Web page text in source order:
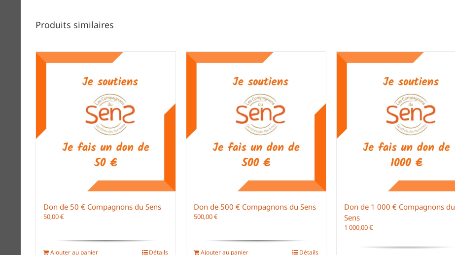
Produits similaires
Don de 50 € Compagnons du Sens
50,00€
Ajouter au panier Détails
Don de 500 € Compagnons du Sens
500,00€
Ajouter au panier Détails
Don de 1 000 € Compagnons du
Sens
1 000,00€